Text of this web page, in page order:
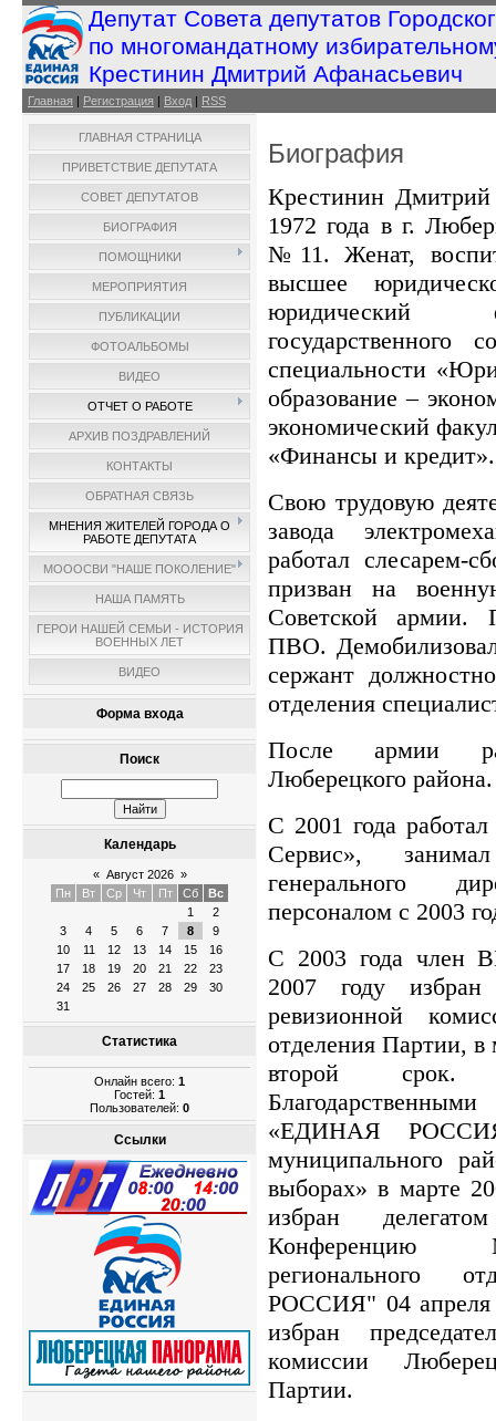
Депутат Совета депутатов
по многомандатному
Крестинин Дмитрий Афанасьевич
Главная | Регистрация | Вход | RSS
ГЛАВНАЯ СТРАНИЦА
ПРИВЕТСТВИЕ ДЕПУТАТА
СОВЕТ ДЕПУТАТОВ
БИОГРАФИЯ
ПОМОЩНИКИ
МЕРОПРИЯТИЯ
ПУБЛИКАЦИИ
ФОТОАЛЬБОМЫ
ВИДЕО
ОТЧЕТ О РАБОТЕ
АРХИВ ПОЗДРАВЛЕНИЙ
КОНТАКТЫ
ОБРАТНАЯ СВЯЗЬ
МНЕНИЯ ЖИТЕЛЕЙ ГОРОДА О
РАБОТЕ ДЕПУТАТА
МОООСВИ "НАШЕ ПОКОЛЕНИЕ"
НАША ПАМЯТЬ
ГЕРОИ НАШЕЙ СЕМЬИ - ИСТОРИЯ
ВОЕННЫХ ЛЕТ
ВИДЕО
Форма входа
Поиск
Календарь
« Август 2026 »
Пн
Вт Ср Чт Пт Сб
Вс
1
2
3
4 5 6 7 8
9
10
11 12 13 14 15
16
17
18 19 20 21 22
23
24
25 26 27 28 29
30
31
Статистика
Онлайн всего: 1
Гостей: 1
Пользователей: 0
Ссылки
Биография
Крестинин Дмитрий
1972 года в г.
№11. Женат,
высшее
юридический
государственного
специальности
образование –
экономический
«Финансы и кредит».
Свою трудовую
завода
работал слесарем-
призван на
Советской армии.
ПВО.
сержант
отделения
После армии
Люберецкого района.
С 2001 года
Сервис»,
генерального
персоналом с 2003
С 2003 года
2007 году избран
ревизионной
отделения Партии, в
второй срок.
«ЕДИНАЯ
муниципального
выборах» в марте
избран
Конференцию
регионального
РОССИЯ" 04 апреля
избран
комиссии
Партии.